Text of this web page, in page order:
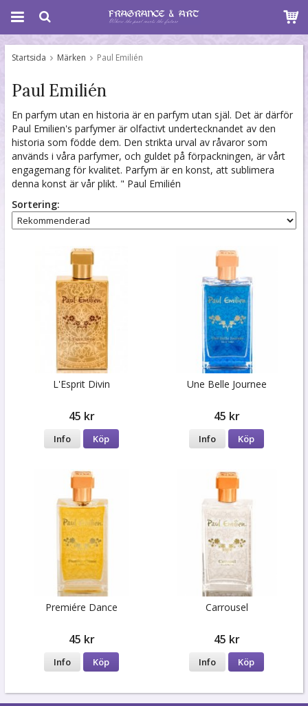
Startsida Märken Paul Emilién
Paul Emilién
En parfym utan en historia är en parfym utan själ. Det är därför
Paul Emilien's parfymer är olfactivt undertecknandet av den
historia som födde dem. Den strikta urval av råvaror som
används i våra parfymer, och guldet på förpackningen, är vårt
engagemang för kvalitet. Parfym är en konst, att sublimera
denna konst är vår plikt. " Paul Emilién
Sortering:
L'Esprit Divin
45 kr
Info Köp
Une Belle Journee
45 kr
Info Köp
Premiére Dance
45 kr
Info Köp
Carrousel
45 kr
Info Köp